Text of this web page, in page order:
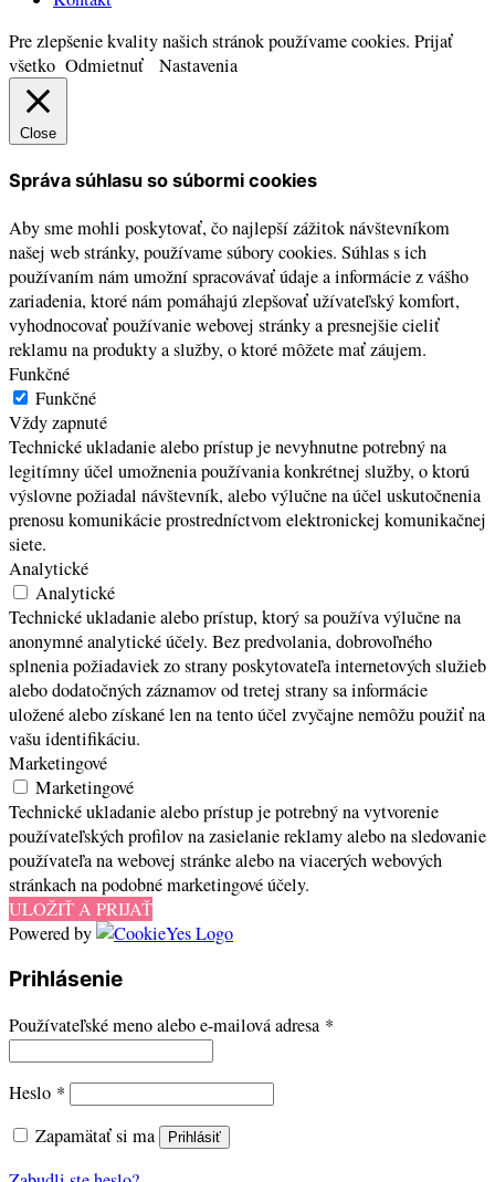
Pre zlepšenie kvality našich stránok používame cookies. Prijať
všetko Odmietnuť Nastavenia
Close
Správa súhlasu so súbormi cookies
Aby sme mohli poskytovať, čo najlepší zážitok návštevníkom
našej web stránky, používame súbory cookies. Súhlas s ich
používaním nám umožní spracovávať údaje a informácie z vášho
zariadenia, ktoré nám pomáhajú zlepšovať užívateľský komfort,
vyhodnocovať používanie webovej stránky a presnejšie cieliť
reklamu na produkty a služby, o ktoré môžete mať záujem.
Funkčné
Funkčné
Vždy zapnuté
Technické ukladanie alebo prístup je nevyhnutne potrebný na
legitímny účel umožnenia používania konkrétnej služby, o ktorú
výslovne požiadal návštevník, alebo výlučne na účel uskutočnenia
prenosu komunikácie prostredníctvom elektronickej komunikačnej
siete.
Analytické
Analytické
Technické ukladanie alebo prístup, ktorý sa používa výlučne na
anonymné analytické účely. Bez predvolania, dobrovoľného
splnenia požiadaviek zo strany poskytovateľa internetových služieb
alebo dodatočných záznamov od tretej strany sa informácie
uložené alebo získané len na tento účel zvyčajne nemôžu použiť na
vašu identifikáciu.
Marketingové
Marketingové
Technické ukladanie alebo prístup je potrebný na vytvorenie
používateľských profilov na zasielanie reklamy alebo na sledovanie
používateľa na webovej stránke alebo na viacerých webových
stránkach na podobné marketingové účely.
ULOŽIŤ A PRIJAŤ
Powered by
Prihlásenie
Používateľské meno alebo e-mailová adresa *
Heslo * Povinné
Zapamätať si ma
Prihlásiť